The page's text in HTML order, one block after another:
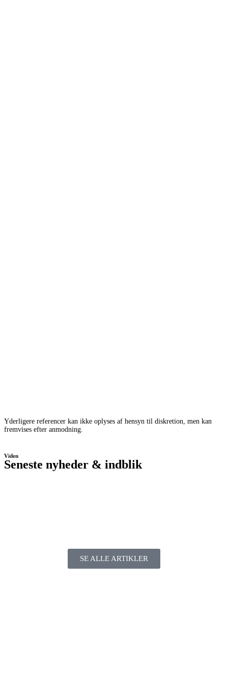
Yderligere referencer kan ikke oplyses af hensyn til diskretion, men kan
fremvises efter anmodning.
Viden
Seneste nyheder & indblik
SE ALLE ARTIKLER